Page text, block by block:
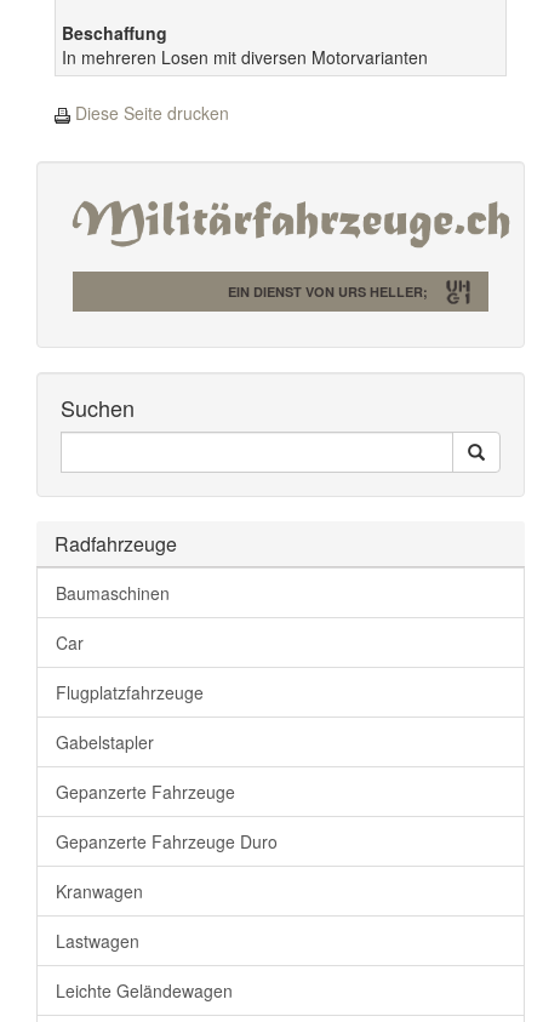
Beschaffung
In mehreren Losen mit diversen Motorvarianten
Diese Seite drucken
EIN DIENST VON URS HELLER;
Suchen
Durchsuchen
Radfahrzeuge
Baumaschinen
Car
Flugplatzfahrzeuge
Gabelstapler
Gepanzerte Fahrzeuge
Gepanzerte Fahrzeuge Duro
Kranwagen
Lastwagen
Leichte Geländewagen